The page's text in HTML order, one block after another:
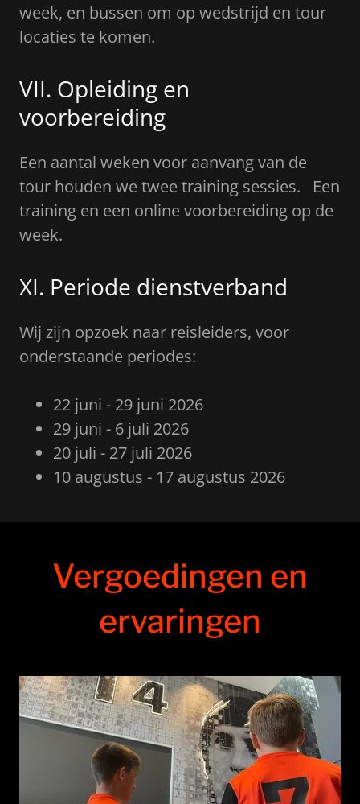
week, en bussen om op wedstrijd en tour
locaties te komen.
VII. Opleiding en
voorbereiding
Een aantal weken voor aanvang van de
tour houden we twee training sessies. Een
training en een online voorbereiding op de
week.
XI. Periode dienstverband
Wij zijn opzoek naar reisleiders, voor
onderstaande periodes:
22 juni - 29 juni 2026
29 juni - 6 juli 2026
20 juli - 27 juli 2026
10 augustus - 17 augustus 2026
Vergoedingen en
ervaringen